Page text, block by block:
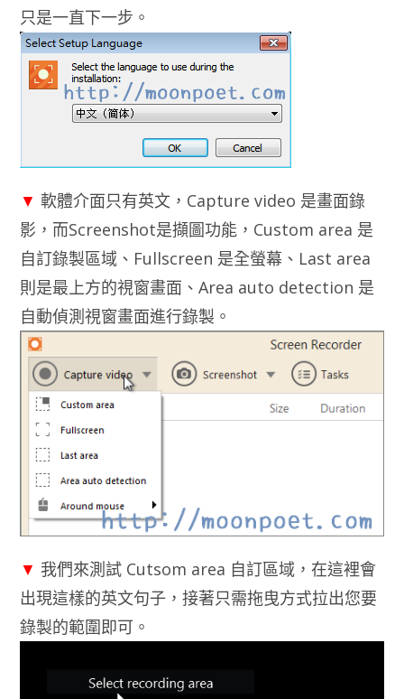
只是一直下一步。
▼ 軟體介面只有英文，Capture video 是畫面錄
影，而Screenshot是擷圖功能，Custom area 是
自訂錄製區域、Fullscreen 是全螢幕、Last area
則是最上方的視窗畫面、Area auto detection 是
自動偵測視窗畫面進行錄製。
▼ 我們來測試 Cutsom area 自訂區域，在這裡會
出現這樣的英文句子，接著只需拖曳方式拉出您要
錄製的範圍即可。